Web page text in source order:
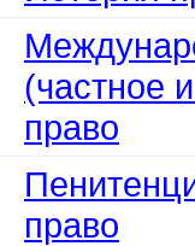
(частное
право
право